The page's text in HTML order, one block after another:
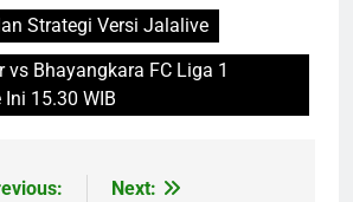
Strategi Versi Jalalive
vs Bhayangkara FC Liga 1
Ini 15.30 WIB
Next: